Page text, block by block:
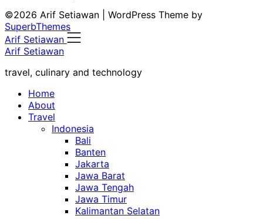
©2026 Arif Setiawan
| WordPress Theme by
SuperbThemes
Arif Setiawan
Arif Setiawan
travel, culinary and technology
Home
About
Travel
Indonesia
Bali
Banten
Jakarta
Jawa Barat
Jawa Tengah
Jawa Timur
Kalimantan Selatan